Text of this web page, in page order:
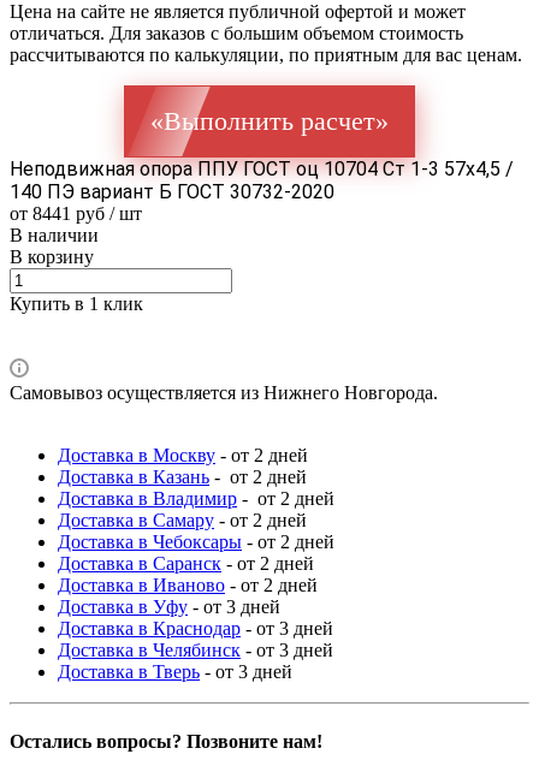
Цена на сайте не является публичной офертой и может
отличаться. Для заказов с большим объемом стоимость
рассчитываются по калькуляции, по приятным для вас ценам.
«Выполнить расчет»
Неподвижная опора ППУ ГОСТ оц 10704 Ст 1-3 57x4,5 /
140 ПЭ вариант Б ГОСТ 30732-2020
от 8441 руб / шт
В наличии
В корзину
Купить в 1 клик
Самовывоз осуществляется из Нижнего Новгорода.
Доставка в Москву - от 2 дней
Доставка в Казань - от 2 дней
Доставка в Владимир - от 2 дней
Доставка в Самару - от 2 дней
Доставка в Чебоксары - от 2 дней
Доставка в Саранск - от 2 дней
Доставка в Иваново - от 2 дней
Доставка в Уфу - от 3 дней
Доставка в Краснодар - от 3 дней
Доставка в Челябинск - от 3 дней
Доставка в Тверь - от 3 дней
Остались вопросы? Позвоните нам!